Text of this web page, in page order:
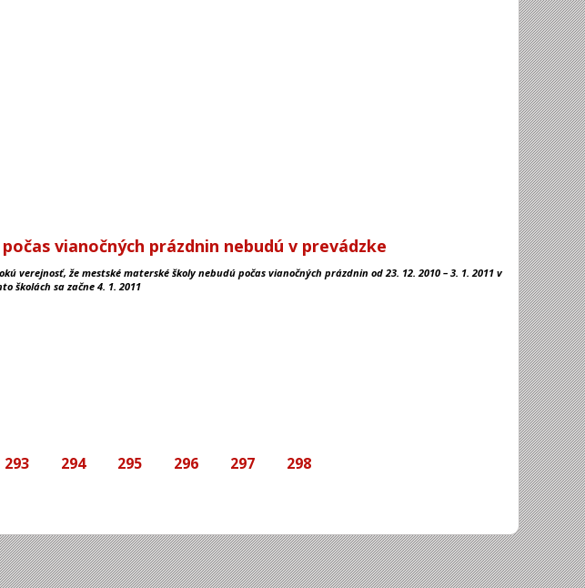
vianočných prázdnin nebudú v prevádzke
verejnosť, že mestské materské školy nebudú počas vianočných prázdnin od 23. 12. 2010 – 3. 1. 2011 v
školách sa začne 4. 1. 2011
293 294 295 296 297 298